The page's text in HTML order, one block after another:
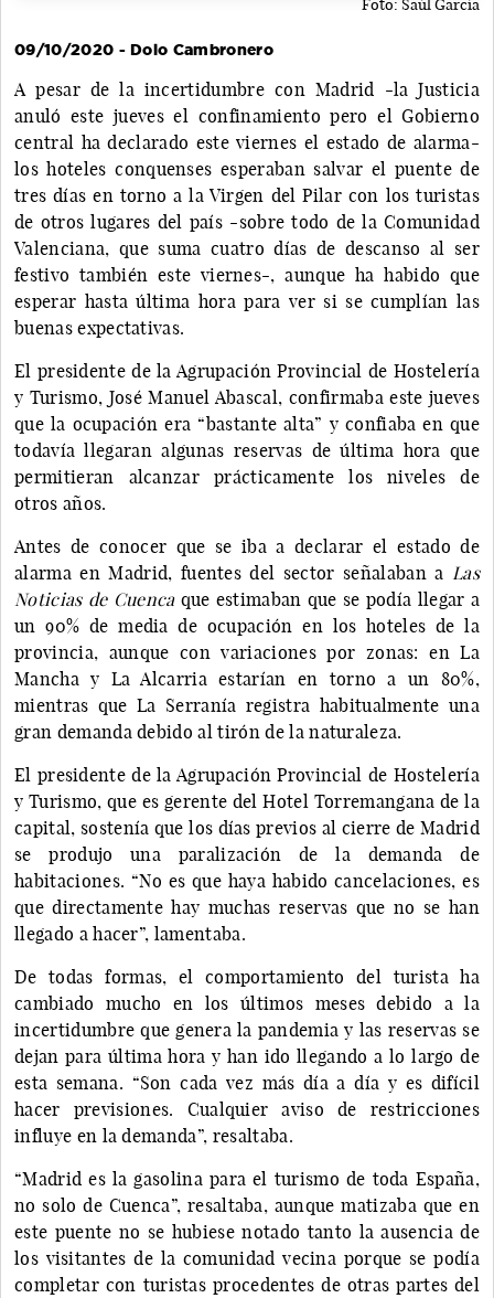
Foto: Saúl García
09/10/2020 - Dolo Cambronero
A pesar de la incertidumbre con Madrid -la Justicia
anuló este jueves el confinamiento pero el Gobierno
central ha declarado este viernes el estado de alarma-
los hoteles conquenses esperaban salvar el puente de
tres días en torno a la Virgen del Pilar con los turistas
de otros lugares del país -sobre todo de la Comunidad
Valenciana, que suma cuatro días de descanso al ser
festivo también este viernes-, aunque ha habido que
esperar hasta última hora para ver si se cumplían las
buenas expectativas.
El presidente de la Agrupación Provincial de Hostelería
y Turismo, José Manuel Abascal, confirmaba este jueves
que la ocupación era “bastante alta” y confiaba en que
todavía llegaran algunas reservas de última hora que
permitieran alcanzar prácticamente los niveles de
otros años.
Antes de conocer que se iba a declarar el estado de
alarma en Madrid, fuentes del sector señalaban a Las
Noticias de Cuencaque estimaban que se podía llegar a
un 90% de media de ocupación en los hoteles de la
provincia, aunque con variaciones por zonas: en La
Mancha y La Alcarria estarían en torno a un 80%,
mientras que La Serranía registra habitualmente una
gran demanda debido al tirón de la naturaleza.
El presidente de la Agrupación Provincial de Hostelería
y Turismo, que es gerente del Hotel Torremangana de la
capital, sostenía que los días previos al cierre de Madrid
se produjo una paralización de la demanda de
habitaciones. “No es que haya habido cancelaciones, es
que directamente hay muchas reservas que no se han
llegado a hacer”, lamentaba.
De todas formas, el comportamiento del turista ha
cambiado mucho en los últimos meses debido a la
incertidumbre que genera la pandemia y las reservas se
dejan para última hora y han ido llegando a lo largo de
esta semana. “Son cada vez más día a día y es difícil
hacer previsiones. Cualquier aviso de restricciones
influye en la demanda”, resaltaba.
“Madrid es la gasolina para el turismo de toda España,
no solo de Cuenca”, resaltaba, aunque matizaba que en
este puente no se hubiese notado tanto la ausencia de
los visitantes de la comunidad vecina porque se podía
completar con turistas procedentes de otras partes del